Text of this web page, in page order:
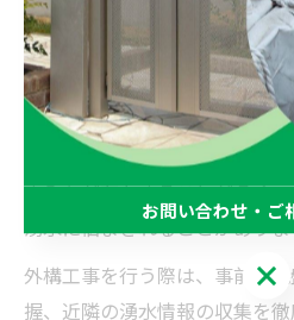
湧水が発生しやすい土地と
湧水が発生しやすい土地には
または過去に水田や湿地だっ
す。こうした土地では、地下
水みちが存在することが多く
湧水に悩まされることがありま
外構工事を行う際は、事前に
握、近隣の湧水情報の収集を
お問い合わせ・ご
お問い合わせ・ご